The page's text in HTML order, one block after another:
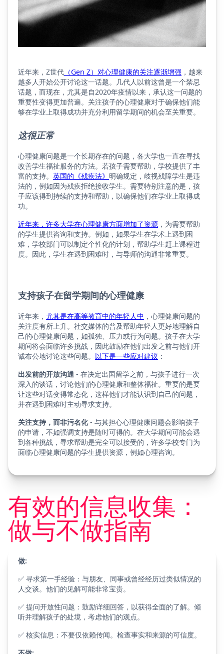
近年来，Z世代 （Gen Z）对心理健康的关注逐渐增强 ，越来
越多人开始公开讨论这一话题。几代人以前这曾是一个禁忌
话题，而现在，尤其是自2020年疫情以来，承认这一问题的
重要性变得更加普遍。关注孩子的心理健康对于确保他们能
够在学业上取得成功并充分利用留学期间的机会至关重要。
这很正常
心理健康问题是一个长期存在的问题，各大学也一直在寻找
改善学生福祉服务的方法。若孩子需要帮助，学校提供了丰
富的支持。 英国的《残疾法》 明确规定，歧视残障学生是违
法的，例如因为残疾拒绝接收学生。需要特别注意的是，孩
子应该得到持续的支持和帮助，以确保他们在学业上取得成
功。
近年来，许多大学在心理健康方面增加了资源 ，为需要帮助
的学生提供咨询和支持。例如，如果学生在学术上遇到困
难，学校部门可以制定个性化的计划，帮助学生赶上课程进
度。因此，学生在遇到困难时，与导师的沟通非常重要。
支持孩子在留学期间的心理健康
近年来， 尤其是在高等教育中的年轻人中 ，心理健康问题的
关注度有所上升。社交媒体的普及帮助年轻人更好地理解自
己的心理健康问题，如孤独、压力或行为问题。孩子在大学
期间将会面临许多挑战，因此鼓励在他们出发之前与他们开
诚布公地讨论这些问题。 以下是一些应对建议 ：
出发前的开放沟通 - 在决定出国留学之前，与孩子进行一次
深入的谈话，讨论他们的心理健康和整体福祉。重要的是要
让这些对话变得常态化，这样他们才能认识到自己的问题，
并在遇到困难时主动寻求支持。
关注支持，而非污名化- 与其担心心理健康问题会影响孩子
的申请，不如强调支持是随时可得的。在大学期间可能会遇
到各种挑战，寻求帮助是完全可以接受的，许多学校专门为
面临心理健康问题的学生提供资源，例如心理咨询。
有效的信息收集：
做与不做指南
做:
✅ 寻求第一手经验：与朋友、同事或曾经经历过类似情况的
人交谈。他们的见解可能非常宝贵。
✅ 提问开放性问题：鼓励详细回答，以获得全面的了解。倾
听并理解孩子的处境，考虑他们的观点。
✅ 核实信息：不要仅依赖传闻。检查事实和来源的可信度。